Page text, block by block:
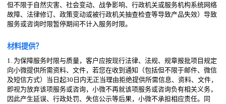
但不限于自然灾害、社会变动、战争影响、行政机关或服务机构系统网络
故障、法律修订、政策变动或被行政机关抽查检查等导致产品失效）导致
服务或咨询时限暂停期间不计入服务时限。
材料提供？
1. 为保障服务时限与质量，客户应按现行法律、法规、规章报批项目规定
向小微提供所需资料、文件，若您在收到通知（包括但不限于邮件、微信
及短信方式）当日起30日内无正当理由拒绝提供所需信息、资料、文件，
即视为放弃该项服务或咨询，小微不再就该项服务或咨询负有相关义务，
因此产生延误、行政处罚、失信公示等后果，小微不承担相应责任。同